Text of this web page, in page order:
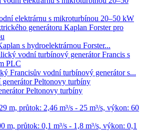
elektrárnu s mikroturbínou 20–50 kW
s hydroelektrárnou Forster...
Francisův vodní turbínový generátor s...
Peltonovy turbíny